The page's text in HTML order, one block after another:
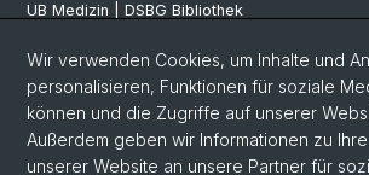
UB Medizin | DSBG Bibliothek
Social Media
Facebook
Wir verwenden Cookies, um Inhalte und
personalisieren, Funktionen für soziale
können und die Zugriffe auf unserer
Außerdem geben wir Informationen zu
unserer Website an unsere Partner für